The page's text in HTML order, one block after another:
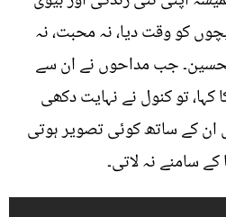
کو وقت دیا، نہ محبت، نہ
جب مداحوں نے ان سے
کہا، تو کنول نے نہایت دکھی
ان کے ساتھ کوئی تصویر ہوتی
سامنے نہ لاتی۔